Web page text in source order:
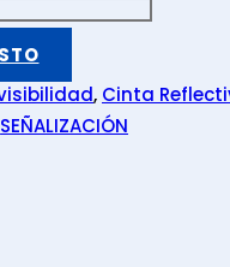
, Cinta
SEÑALIZACIÓN